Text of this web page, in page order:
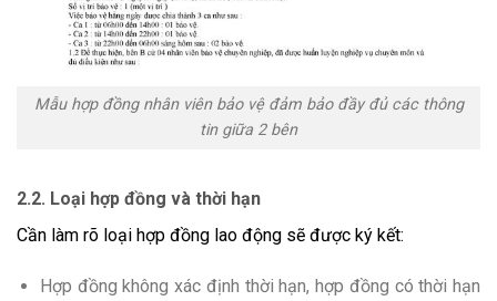
Mẫu hợp đồng nhân viên bảo vệ đảm bảo đầy đủ các thông
tin giữa 2 bên
2.2. Loại hợp đồng và thời hạn
Cần làm rõ loại hợp đồng lao động sẽ được ký kết:
Hợp đồng không xác định thời hạn, hợp đồng có thời hạn